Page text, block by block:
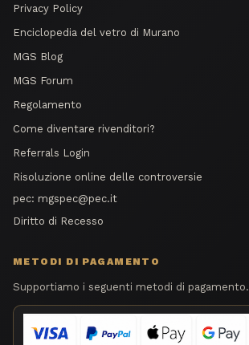
Privacy Policy
Enciclopedia del vetro di Murano
MGS Blog
MGS Forum
Regolamento
Come diventare rivenditori?
Referrals Login
Risoluzione online delle controversie
pec: mgspec@pec.it
Diritto di Recesso
METODI DI PAGAMENTO
Supportiamo i seguenti metodi di pagamento.